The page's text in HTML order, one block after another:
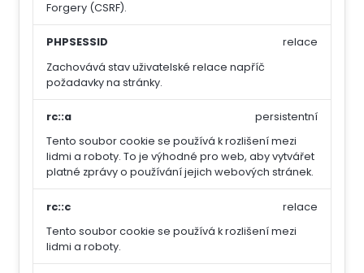
Forgery (CSRF).
PHPSESSID
Zachovává stav uživatelské relace napříč
požadavky na stránky.
relace
rc::a
Tento soubor cookie se používá k rozlišení mezi
lidmi a roboty. To je výhodné pro web, aby vytvářet
platné zprávy o používání jejich webových stránek.
persistentní
rc::c
Tento soubor cookie se používá k rozlišení mezi
lidmi a roboty.
relace